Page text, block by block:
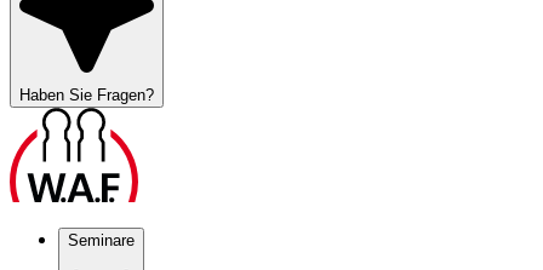
Haben Sie Fragen?
Seminare